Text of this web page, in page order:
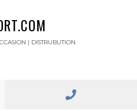
| DISTRUBUTION